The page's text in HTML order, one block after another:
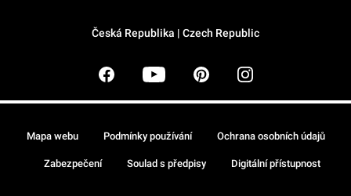
Česká Republika | Czech Republic
Mapa webu Podmínky používání Ochrana osobních údajů
Zabezpečení Soulad s předpisy Digitální přístupnost